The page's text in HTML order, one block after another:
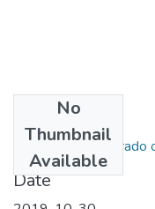
No
Thumbnail
Available
Este trabajo de
Date